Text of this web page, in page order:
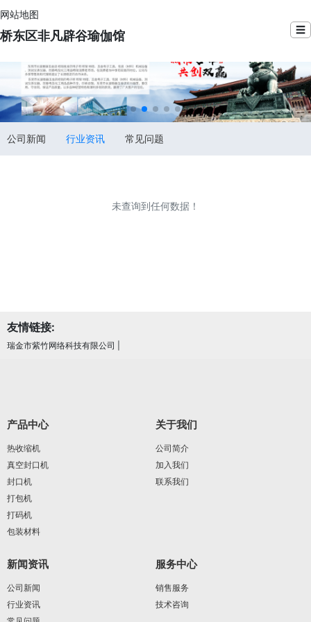
网站地图
桥东区非凡辟谷瑜伽馆 ☰
公司新闻 行业资讯 常见问题
未查询到任何数据！
友情链接:
瑞金市紫竹网络科技有限公司
产品中心
热收缩机
真空封口机
封口机
打包机
打码机
包装材料
关于我们
公司简介
加入我们
联系我们
新闻资讯
公司新闻
行业资讯
服务中心
销售服务
技术咨询